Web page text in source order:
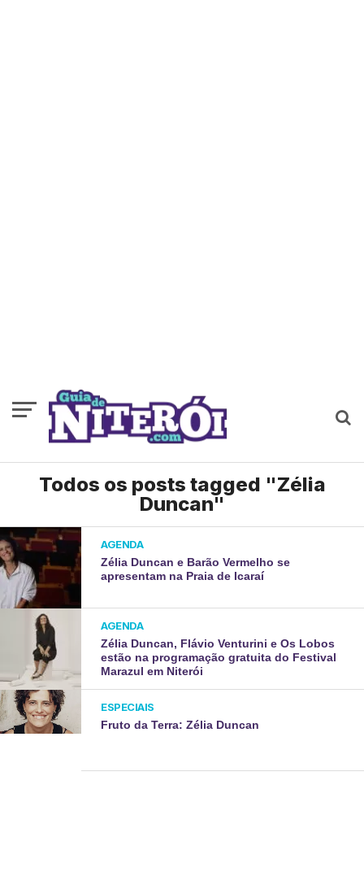
Todos os posts tagged "Zélia
Duncan"
AGENDA
Zélia Duncan e Barão Vermelho se
apresentam na Praia de Icaraí
AGENDA
Zélia Duncan, Flávio Venturini e Os Lobos
estão na programação gratuita do Festival
Marazul em Niterói
ESPECIAIS
Fruto da Terra: Zélia Duncan